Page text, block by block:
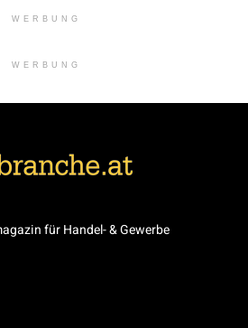
WERBUNG
WERBUNG
für Handel- & Gewerbe